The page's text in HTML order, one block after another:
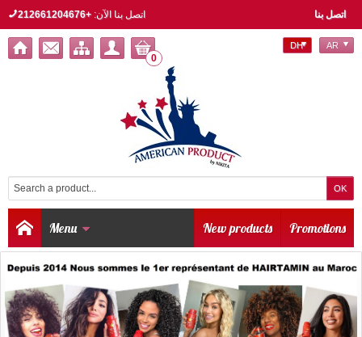
اتصل بنا اتصل بنا الآن:+212661204676
0
DH AR
Menu Promotions
New products